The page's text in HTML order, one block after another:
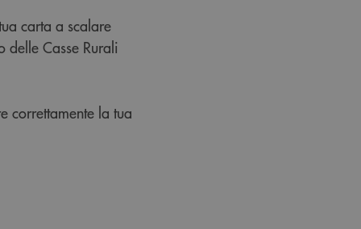
carta a scalare
delle Casse Rurali
correttamente la tua